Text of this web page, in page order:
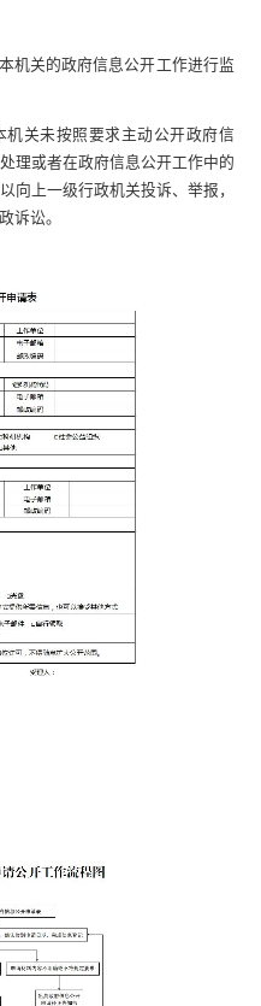
机关的政府信息公开工作进行监
关未按照要求主动公开政府信
理或者在政府信息公开工作中的
向上一级行政机关投诉、举报，
诉讼。